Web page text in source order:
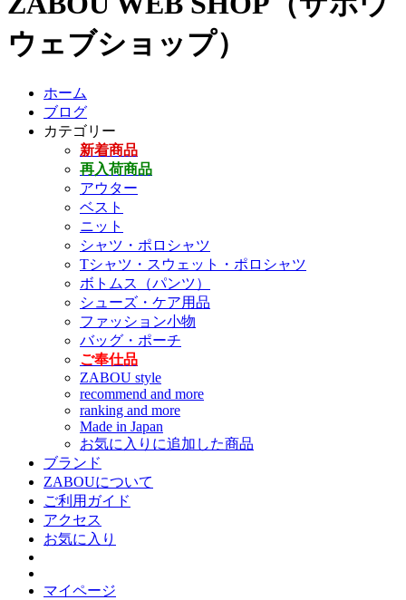
ウェブショップ）
ホーム
ブログ
カテゴリー
新着商品
再入荷商品
アウター
ベスト
ニット
シャツ・ポロシャツ
Tシャツ・スウェット・ポロシャツ
ボトムス（パンツ）
シューズ・ケア用品
ファッション小物
バッグ・ポーチ
ご奉仕品
ZABOU style
recommend and more
ranking and more
Made in Japan
お気に入りに追加した商品
ブランド
ZABOUについて
ご利用ガイド
アクセス
お気に入り
マイページ